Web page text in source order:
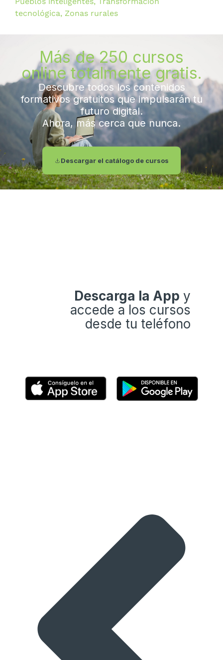
tecnológica, Zonas rurales
Más de 250 cursos
online totalmente gratis.
Descubre todos los contenidos
formativos gratuitos que impulsarán tu
futuro digital.
Ahora, más cerca que nunca.
Descargar el catálogo de cursos
Descarga la App y
accede a los cursos
desde tu teléfono